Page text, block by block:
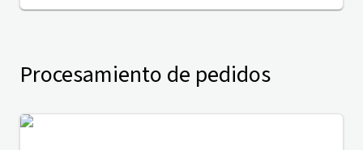
Procesamiento de pedidos